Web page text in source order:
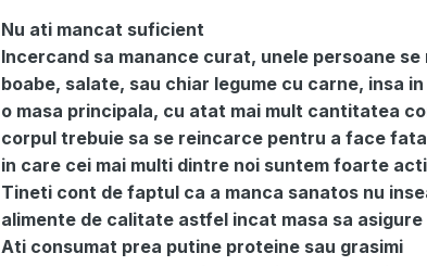
Nu ati mancat suficient
Incercand sa manance curat, unele persoane
boabe, salate, sau chiar legume cu carne, insa
o masa principala, cu atat mai mult cantitatea
corpul trebuie sa se reincarce pentru a face
in care cei mai multi dintre noi suntem foarte
Tineti cont de faptul ca a manca sanatos nu
alimente de calitate astfel incat masa sa
Ati consumat prea putine proteine sau grasimi